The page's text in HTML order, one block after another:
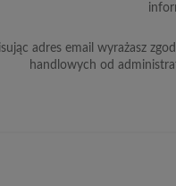
adres email wyrażasz
handlowych od